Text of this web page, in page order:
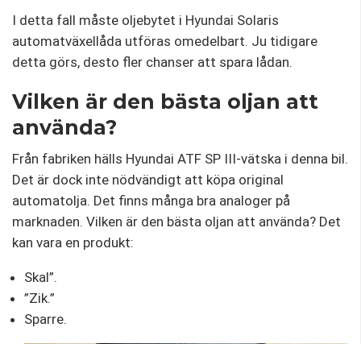
I detta fall måste oljebytet i Hyundai Solaris
automatväxellåda utföras omedelbart. Ju tidigare
detta görs, desto fler chanser att spara lådan.
Vilken är den bästa oljan att
använda?
Från fabriken hälls Hyundai ATF SP III-vätska i denna bil.
Det är dock inte nödvändigt att köpa original
automatolja. Det finns många bra analoger på
marknaden. Vilken är den bästa oljan att använda? Det
kan vara en produkt:
Skal”.
”Zik.”
Sparre.